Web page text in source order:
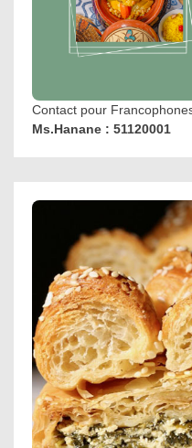
Contact pour
Ms.Hanane : 51120001